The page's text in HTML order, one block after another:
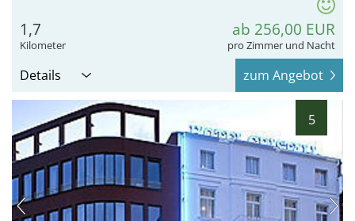
1,7
Kilometer
ab 256,00 EUR
pro Zimmer und Nacht
Details zum Angebot
5